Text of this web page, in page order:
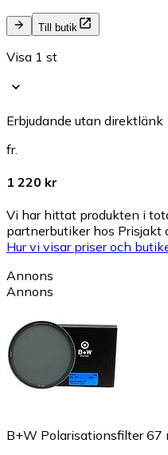
Till butik
Visa 1 st
Erbjudande utan direktlänk
fr.
1 220 kr
Vi har hittat produkten i
partnerbutiker hos
Hur vi visar priser och
Annons
Annons
B+W Polarisationsfilter 67